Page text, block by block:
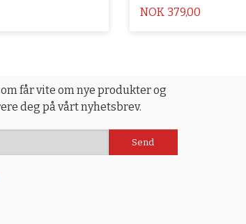
Pris
NOK 379,00
får vite om nye produkter og
deg på vårt nyhetsbrev.